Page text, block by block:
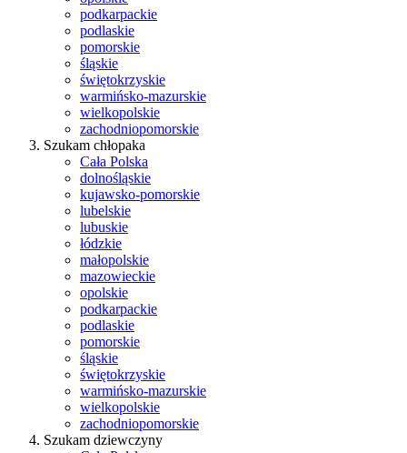
podkarpackie
podlaskie
pomorskie
śląskie
świętokrzyskie
warmińsko-mazurskie
wielkopolskie
zachodniopomorskie
Szukam chłopaka
Cała Polska
dolnośląskie
kujawsko-pomorskie
lubelskie
lubuskie
łódzkie
małopolskie
mazowieckie
opolskie
podkarpackie
podlaskie
pomorskie
śląskie
świętokrzyskie
warmińsko-mazurskie
wielkopolskie
zachodniopomorskie
Szukam dziewczyny